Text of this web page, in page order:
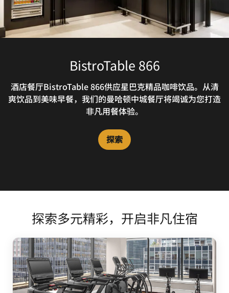
BistroTable 866
酒店餐厅BistroTable 866供应星巴克精品咖啡饮品。从清
爽饮品到美味早餐，我们的曼哈顿中城餐厅将竭诚为您打造
非凡用餐体验。
探索
探索多元精彩，开启非凡住宿